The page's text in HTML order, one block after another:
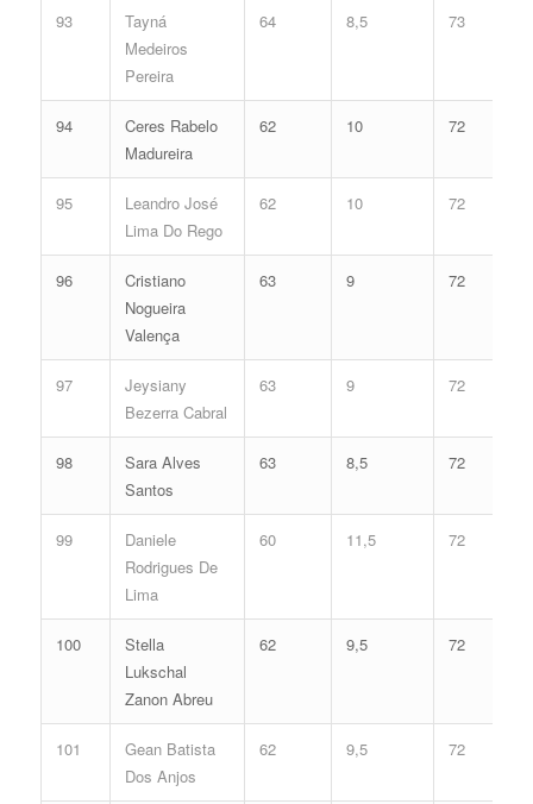
93
Tayná
Medeiros
Pereira
64 8,5 73
94
Ceres Rabelo
Madureira
62 10 72
95
Leandro José
Lima Do Rego
62 10 72
96
Cristiano
Nogueira
Valença
63 9 72
97
Jeysiany
Bezerra Cabral
63 9 72
98
Sara Alves
Santos
63 8,5 72
99
Daniele
Rodrigues De
Lima
60 11,5 72
100
Stella
Lukschal
Zanon Abreu
62 9,5 72
101
Gean Batista
Dos Anjos
62 9,5 72